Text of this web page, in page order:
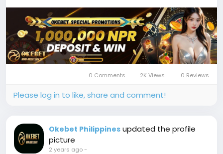
0 Comments 2K Views 0 Reviews
Please log in to like, share and comment!
Okebet Philippines updated the profile
picture
2 years ago-